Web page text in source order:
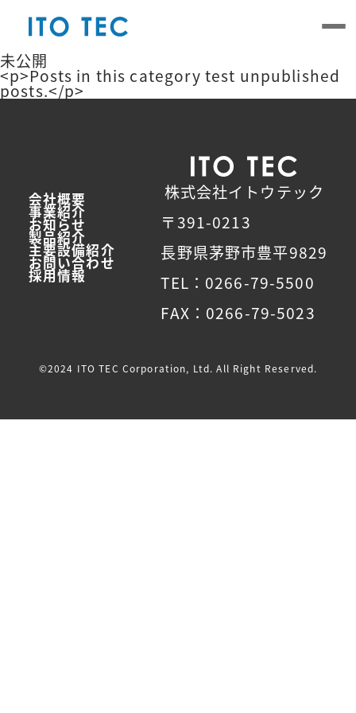
content
未公開
<p>Posts in this category test unpublished
posts.</p>
株式会社イトウテック
〒391-0213
長野県茅野市豊平9829
TEL：0266-79-5500
FAX：0266-79-5023
会社概要
事業紹介
お知らせ
製品紹介
主要設備紹介
お問い合わせ
採用情報
©2024 ITO TEC Corporation, Ltd. All Right Reserved.